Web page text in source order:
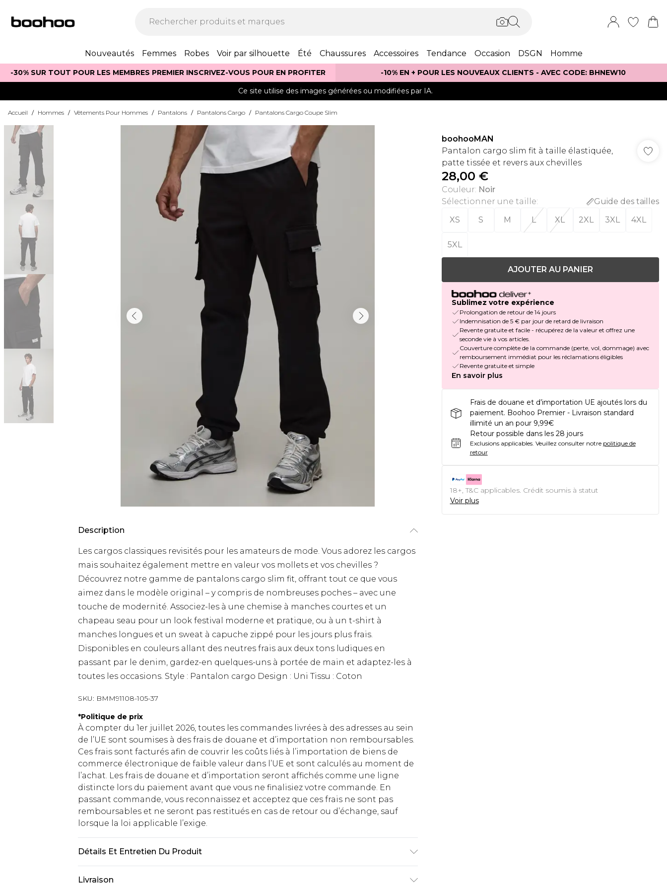
Nouveautés Femmes Robes Voir par silhouette Été Chaussures Accessoires Tendance Occasion DSGN Homme
-30% SUR TOUT POUR LES MEMBRES PREMIER INSCRIVEZ-VOUS POUR EN PROFITER -10% EN + POUR LES NOUVEAUX CLIENTS - AVEC CODE: BHNEW10
Ce site utilise des images générées ou modifiées par IA.
Accueil / Hommes / Vêtements Pour Hommes / Pantalons / Pantalons Cargo / Pantalons Cargo Coupe Slim
Description
Les cargos classiques revisités pour les amateurs de mode. Vous adorez les cargos
mais souhaitez également mettre en valeur vos mollets et vos chevilles ?
Découvrez notre gamme de pantalons cargo slim fit, offrant tout ce que vous
aimez dans le modèle original – y compris de nombreuses poches – avec une
touche de modernité. Associez-les à une chemise à manches courtes et un
chapeau seau pour un look festival moderne et pratique, ou à un t-shirt à
manches longues et un sweat à capuche zippé pour les jours plus frais.
Disponibles en couleurs allant des neutres frais aux deux tons ludiques en
passant par le denim, gardez-en quelques-uns à portée de main et adaptez-les à
toutes les occasions. Style : Pantalon cargo Design : Uni Tissu : Coton
SKU: BMM91108-105-37
*Politique de prix
À compter du 1er juillet 2026, toutes les commandes livrées à des adresses au sein
de l’UE sont soumises à des frais de douane et d’importation non remboursables.
Ces frais sont facturés afin de couvrir les coûts liés à l’importation de biens de
commerce électronique de faible valeur dans l’UE et sont calculés au moment de
l’achat. Les frais de douane et d’importation seront affichés comme une ligne
distincte lors du paiement avant que vous ne finalisiez votre commande. En
passant commande, vous reconnaissez et acceptez que ces frais ne sont pas
remboursables et ne seront pas restitués en cas de retour ou d’échange, sauf
lorsque la loi applicable l’exige.
Détails Et Entretien Du Produit
Livraison
boohooMAN
Pantalon cargo slim fit à taille élastiquée,
patte tissée et revers aux chevilles
28,00 €
Couleur: Noir
Sélectionner une taille:
Guide des tailles
XS
S M L XL 2XL 3XL 4XL
5XL
AJOUTER AU PANIER
Sublimez votre expérience
Prolongation de retour de 14 jours
Indemnisation de 5 € par jour de retard de livraison
Revente gratuite et facile - récupérez de la valeur et offrez une
seconde vie à vos articles.
Couverture complète de la commande (perte, vol, dommage) avec
remboursement immédiat pour les réclamations éligibles
Revente gratuite et simple
En savoir plus
Frais de douane et d’importation UE ajoutés lors du
paiement. Boohoo Premier - Livraison standard
illimité un an pour 9,99€
Retour possible dans les 28 jours
Exclusions applicables. Veuillez consulter notre politique de
retour
18+, T&C applicables. Crédit soumis à statut
Voir plus